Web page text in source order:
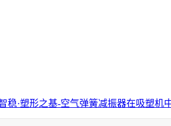
稳·塑形之基-空气弹簧减振器在吸塑机